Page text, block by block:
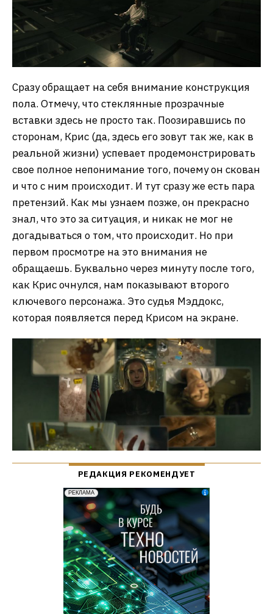
Сразу обращает на себя внимание конструкция
пола. Отмечу, что стеклянные прозрачные
вставки здесь не просто так. Поозиравшись по
сторонам, Крис (да, здесь его зовут так же, как в
реальной жизни) успевает продемонстрировать
свое полное непонимание того, почему он скован
и что с ним происходит. И тут сразу же есть пара
претензий. Как мы узнаем позже, он прекрасно
знал, что это за ситуация, и никак не мог не
догадываться о том, что происходит. Но при
первом просмотре на это внимания не
обращаешь. Буквально через минуту после того,
как Крис очнулся, нам показывают второго
ключевого персонажа. Это судья Мэддокс,
которая появляется перед Крисом на экране.